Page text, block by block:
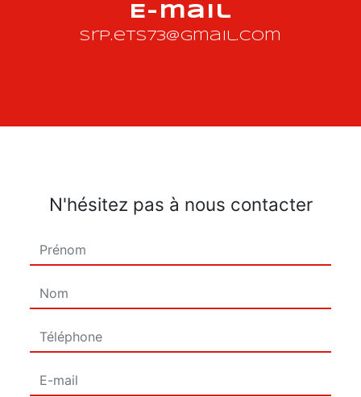
E-mail
srp.ets73@gmail.com
N'hésitez pas à nous contacter